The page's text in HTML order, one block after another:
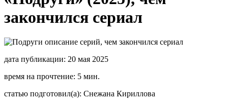
закончился сериал
дата публикации: 20 мая 2025
время на прочтение: 5 мин.
статью подготовил(а): Снежана Кириллова